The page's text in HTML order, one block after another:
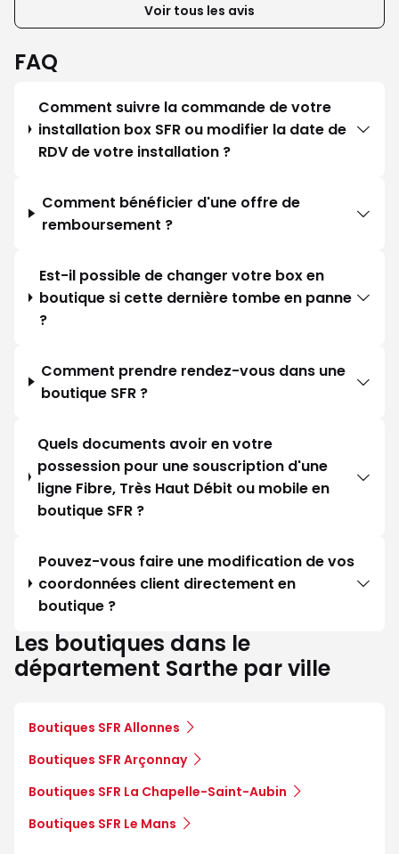
Voir tous les avis
FAQ
Comment suivre la commande de votre
installation box SFR ou modifier la date de
RDV de votre installation ?
Comment bénéficier d'une offre de
remboursement ?
Est-il possible de changer votre box en
boutique si cette dernière tombe en panne
?
Comment prendre rendez-vous dans une
boutique SFR ?
Quels documents avoir en votre
possession pour une souscription d'une
ligne Fibre, Très Haut Débit ou mobile en
boutique SFR ?
Pouvez-vous faire une modification de vos
coordonnées client directement en
boutique ?
Les boutiques dans le
département Sarthe par ville
Boutiques SFR Allonnes
Boutiques SFR Arçonnay
Boutiques SFR La Chapelle-Saint-Aubin
Boutiques SFR Le Mans